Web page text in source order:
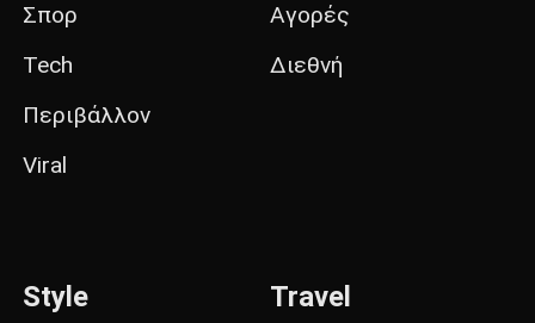
Σπορ
Tech
Περιβάλλον
Viral
Αγορές
Διεθνή
Style Travel